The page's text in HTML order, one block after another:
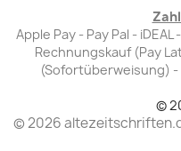
Apple Pay - Pay Pal -
Rechnungskauf (Pay
(Sofortüberweisung) -
©
© 2026